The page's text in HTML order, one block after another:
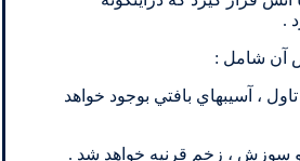
.
آن شامل :
، آسيبهاي بافتي بوجود خواهد
، زخم قرنيه خواهد شد .